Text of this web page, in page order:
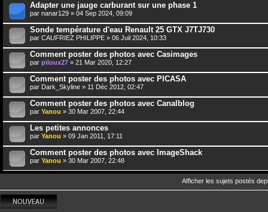
Adapter une jauge carburant sur une phase 1
par nanar129 » 04 Sep 2024, 09:09
Sonde température d'eau Renault 25 GTX J7TJ730
par CAUFRIEZ PHILIPPE » 06 Juil 2024, 10:33
Comment poster des photos avec Casimages
par piloux27 » 21 Mar 2020, 12:27
Comment poster des photos avec PICASA
par Dark_Skyline » 11 Déc 2012, 02:47
Comment poster des photos avec Canalblog
par Yanou » 30 Mar 2007, 22:44
Les petites annonces
par Yanou » 09 Jan 2011, 17:11
Comment poster des photos avec ImageShack
par Yanou » 30 Mar 2007, 22:48
Afficher les sujets postés
Écrire un nouveau
sujet